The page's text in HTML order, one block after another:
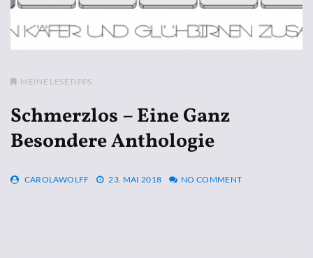
MEINE LESETIPPS
Schmerzlos – Eine Ganz
Besondere Anthologie
CAROLAWOLFF 23. MAI 2018 NO COMMENT